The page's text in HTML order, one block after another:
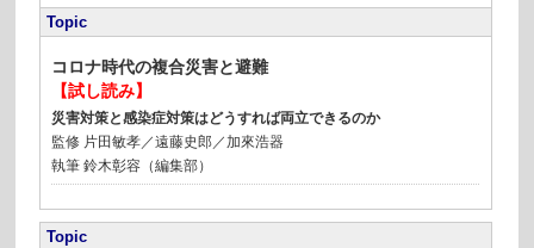
Topic
コロナ時代の複合災害と避難
【試し読み】
災害対策と感染症対策はどうすれば両立できるのか
監修 片田敏孝／遠藤史郎／加來浩器
執筆鈴木彰容（編集部）
Topic